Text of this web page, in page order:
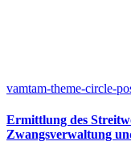
vamtam-theme-circle-
Ermittlung des
Zwangsverwaltung